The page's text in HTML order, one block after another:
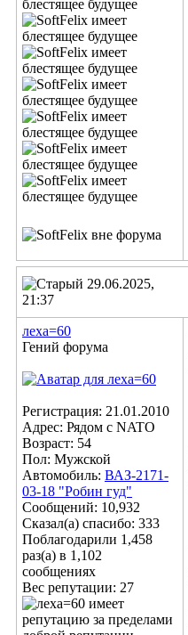
29.06.2025,
21:37
леха=60
Гений форума
Регистрация: 21.01.2010
Адрес: Рядом с NATO
Возраст: 54
Пол: Мужской
Автомобиль: ВАЗ-2171-
03-18 "Робин гуд"
Сообщений: 10,932
Сказал(а) спасибо: 333
Поблагодарили 1,458
раз(а) в 1,102
сообщениях
Вес репутации: 27